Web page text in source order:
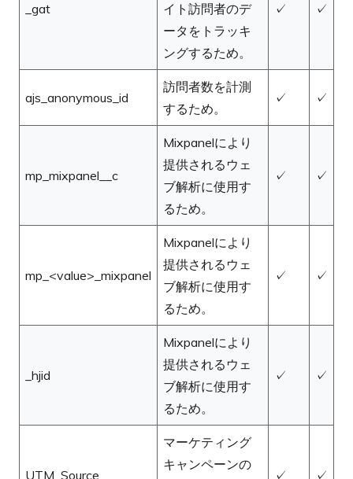
_gat
イト訪問者のデ
ータをトラッキ
ングするため。
✓ ✓
ajs_anonymous_id
訪問者数を計測
するため。
✓ ✓
mp_mixpanel__c
Mixpanelにより
提供されるウェ
ブ解析に使用す
るため。
✓ ✓
mp_<value>_mixpanel
Mixpanelにより
提供されるウェ
ブ解析に使用す
るため。
✓ ✓
_hjid
Mixpanelにより
提供されるウェ
ブ解析に使用す
るため。
✓ ✓
UTM_Source
マーケティング
キャンペーンの
✓ ✓